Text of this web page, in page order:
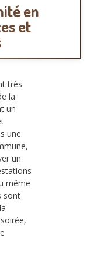
en
et
très
la
un
une
un
même
sont